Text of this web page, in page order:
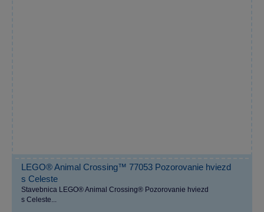
LEGO® Animal Crossing™ 77053 Pozorovanie hviezd
s Celeste
Stavebnica LEGO® Animal Crossing® Pozorovanie hviezd
s Celeste...